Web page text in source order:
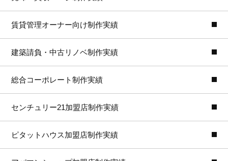
賃貸管理オーナー向け制作実績
建築請負・中古リノベ制作実績
総合コーポレート制作実績
センチュリー21加盟店制作実績
ピタットハウス加盟店制作実績